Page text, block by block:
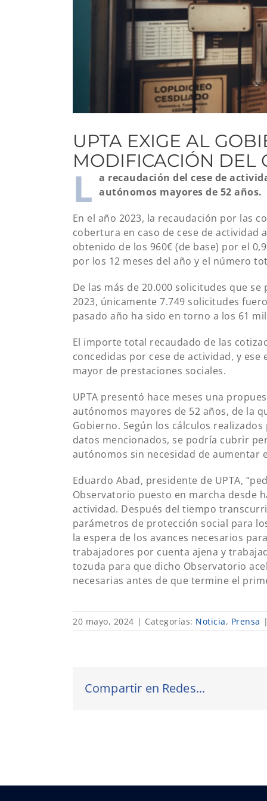
UPTA EXIGE AL
MODIFICACIÓN DEL
L a recaudación del cese de
autónomos mayores de 52 años.
En el año 2023, la recaudación por las
cobertura en caso de cese de actividad
obtenido de los 960€ (de base) por el
por los 12 meses del año y el número
De las más de 20.000 solicitudes que
2023, únicamente 7.749 solicitudes
pasado año ha sido en torno a los 61
El importe total recaudado de las
concedidas por cese de actividad, y
mayor de prestaciones sociales.
UPTA presentó hace meses una
autónomos mayores de 52 años, de la
Gobierno. Según los cálculos
datos mencionados, se podría cubrir
autónomos sin necesidad de aumentar
Eduardo Abad, presidente de UPTA,
Observatorio puesto en marcha desde
actividad. Después del tiempo
parámetros de protección social para
la espera de los avances necesarios
trabajadores por cuenta ajena y
tozuda para que dicho Observatorio
necesarias antes de que termine el
20 mayo, 2024 | Categorías: Noticia, Prensa |
Compartir en Redes...